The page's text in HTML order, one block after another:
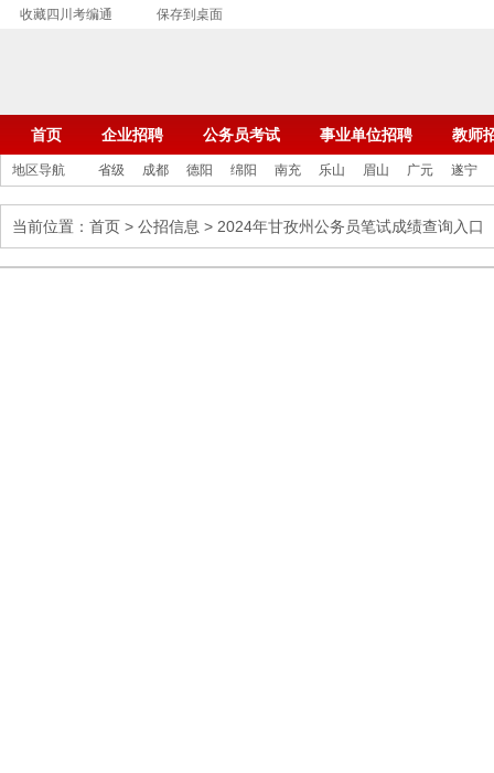
收藏四川考编通 保存到桌面
首页 企业招聘 公务员考试 事业单位招聘 教师
地区导航 省级 成都 德阳 绵阳 南充 乐山 眉山 广元 遂宁
当前位置： 首页 > 公招信息 > 2024年甘孜州公务员笔试成绩查询入口